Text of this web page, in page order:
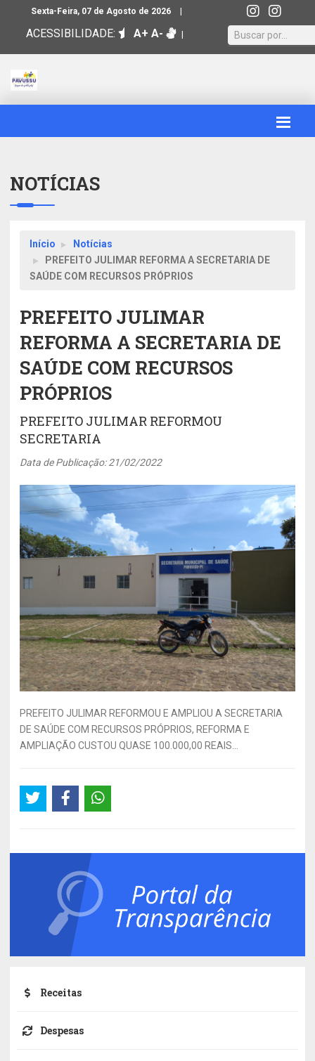
Sexta-Feira, 07 de Agosto de 2026 |
ACESSIBILIDADE: A+ A- |
NOTÍCIAS
Início
Notícias
PREFEITO JULIMAR REFORMA A SECRETARIA DE
SAÚDE COM RECURSOS PRÓPRIOS
PREFEITO JULIMAR
REFORMA A SECRETARIA DE
SAÚDE COM RECURSOS
PRÓPRIOS
PREFEITO JULIMAR REFORMOU
SECRETARIA
Data de Publicação: 21/02/2022
PREFEITO JULIMAR REFORMOU E AMPLIOU A SECRETARIA
DE SAÚDE COM RECURSOS PRÓPRIOS, REFORMA E
AMPLIAÇÃO CUSTOU QUASE 100.000,00 REAIS...
Receitas
Despesas